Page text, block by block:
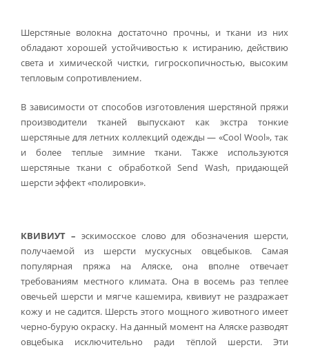
Шерстяные волокна достаточно прочны, и ткани из них
обладают хорошей устойчивостью к истиранию, действию
света и химической чистки, гигроскопичностью, высоким
тепловым сопротивлением.
В зависимости от способов изготовления шерстяной пряжи
производители тканей выпускают как экстра тонкие
шерстяные для летних коллекций одежды — «Cool Wool», так
и более теплые зимние ткани. Также используются
шерстяные ткани с обработкой Send Wash, придающей
шерсти эффект «полировки».
КВИВИУТ – эскимосское слово для обозначения шерсти,
получаемой из шерсти мускусных овцебыков. Самая
популярная пряжа на Аляске, она вполне отвечает
требованиям местного климата. Она в восемь раз теплее
овечьей шерсти и мягче кашемира, квивиут не раздражает
кожу и не садится. Шерсть этого мощного животного имеет
черно-бурую окраску. На данный момент на Аляске разводят
овцебыка исключительно ради тёплой шерсти. Эти